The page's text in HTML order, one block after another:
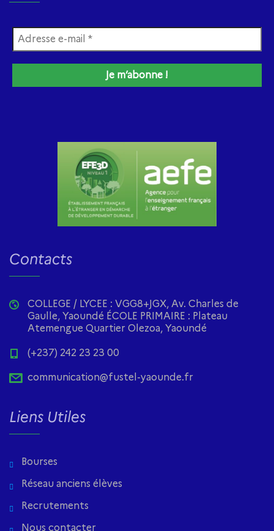
Contacts
COLLEGE / LYCEE : VGG8+JGX, Av. Charles de
Gaulle, Yaoundé ÉCOLE PRIMAIRE : Plateau
Atemengue Quartier Olezoa, Yaoundé
(+237) 242 23 23 00
communication@fustel-yaounde.fr
Liens Utiles
Bourses
Réseau anciens élèves
Recrutements
Nous contacter